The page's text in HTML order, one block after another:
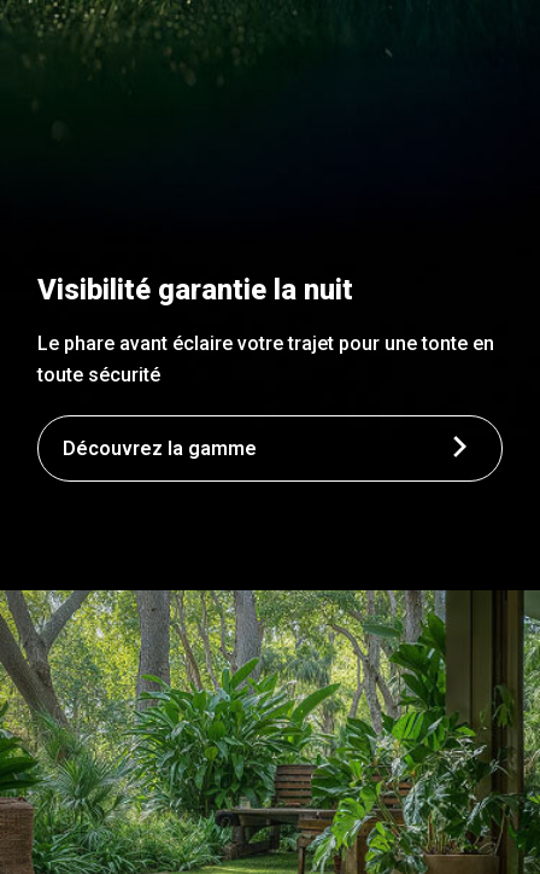
Visibilité garantie la nuit
Le phare avant éclaire votre trajet pour une tonte en
toute sécurité
Découvrez la gamme